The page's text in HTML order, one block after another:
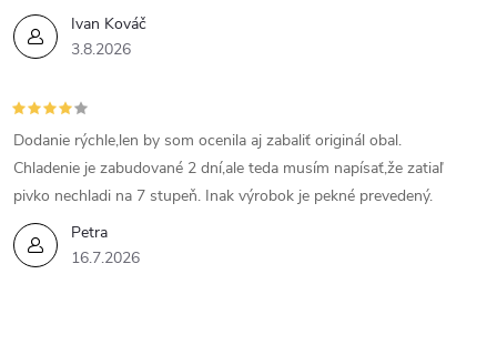
Ivan Kováč
3.8.2026
Petra
16.7.2026
Dodanie rýchle,len by som ocenila aj zabaliť originál obal.
Chladenie je zabudované 2 dní,ale teda musím napísať,že zatiaľ
pivko nechladi na 7 stupeň. Inak výrobok je pekné prevedený.